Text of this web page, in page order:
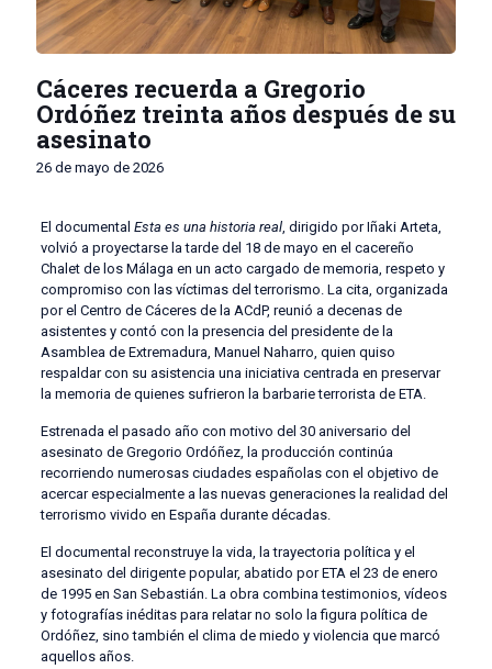
Cáceres recuerda a Gregorio
Ordóñez treinta años después de su
asesinato
26 de mayo de 2026
El documental Esta es una historia real, dirigido por Iñaki Arteta,
volvió a proyectarse la tarde del 18 de mayo en el cacereño
Chalet de los Málaga en un acto cargado de memoria, respeto y
compromiso con las víctimas del terrorismo. La cita, organizada
por el Centro de Cáceres de la ACdP, reunió a decenas de
asistentes y contó con la presencia del presidente de la
Asamblea de Extremadura, Manuel Naharro, quien quiso
respaldar con su asistencia una iniciativa centrada en preservar
la memoria de quienes sufrieron la barbarie terrorista de ETA.
Estrenada el pasado año con motivo del 30 aniversario del
asesinato de Gregorio Ordóñez, la producción continúa
recorriendo numerosas ciudades españolas con el objetivo de
acercar especialmente a las nuevas generaciones la realidad del
terrorismo vivido en España durante décadas.
El documental reconstruye la vida, la trayectoria política y el
asesinato del dirigente popular, abatido por ETA el 23 de enero
de 1995 en San Sebastián. La obra combina testimonios, vídeos
y fotografías inéditas para relatar no solo la figura política de
Ordóñez, sino también el clima de miedo y violencia que marcó
aquellos años.